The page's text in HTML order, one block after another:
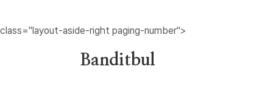
class="layout-aside-right paging-number">
Banditbul